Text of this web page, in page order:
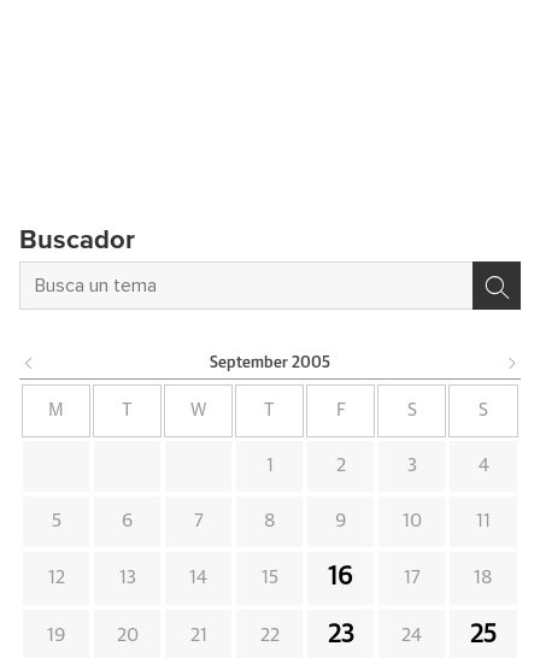
Buscador
September 2005
M W F S S
1 2 3 4
5 6 7 8 9 10 11
12 13 14 15 16 17 18
19 20 21 22 23 24 25